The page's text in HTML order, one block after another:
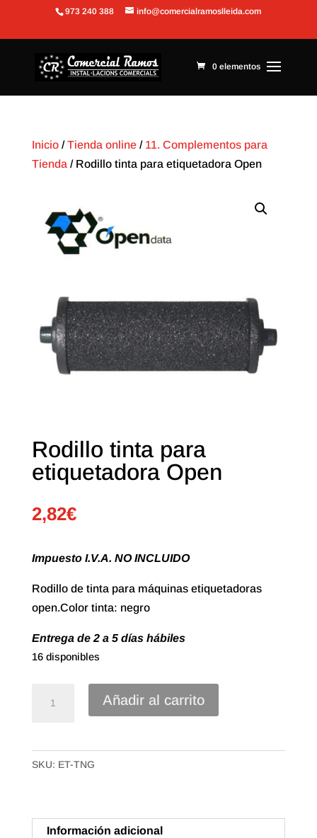
Abrir barra de herramientas
973 240 388 info@comercialramoslleida.com
0 elementos
Inicio/Tienda online/ 11. Complementos para
Tienda / Rodillo tinta para etiquetadora Open
Rodillo tinta para
etiquetadora Open
2,82€
Impuesto I.V.A. NO INCLUIDO
Rodillo de tinta para máquinas etiquetadoras
open.Color tinta: negro
Entrega de 2 a 5 días hábiles
16 disponibles
etiquetadora
Open
Añadir al carrito
SKU: ET-TNG
Información adicional